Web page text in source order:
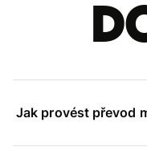
Jak provést převod